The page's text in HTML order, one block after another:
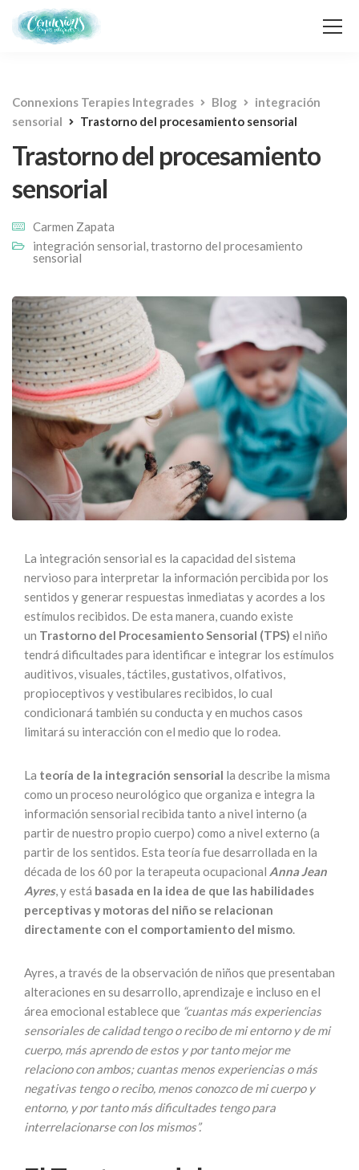
Connexions Terapies Integrades Blog
integración
sensorial
Trastorno del procesamiento sensorial
Trastorno del procesamiento
sensorial
Carmen Zapata
integración sensorial,trastorno del procesamiento
sensorial
La integración sensorial es la capacidad del sistema
nervioso para interpretar la información percibida por los
sentidos y generar respuestas inmediatas y acordes a los
estímulos recibidos. De esta manera, cuando existe
un Trastorno del Procesamiento Sensorial (TPS) el niño
tendrá dificultades para identificar e integrar los estímulos
auditivos, visuales, táctiles, gustativos, olfativos,
propioceptivos y vestibulares recibidos, lo cual
condicionará también su conducta y en muchos casos
limitará su interacción con el medio que lo rodea.
La teoría de la integración sensorial la describe la misma
como un proceso neurológico que organiza e integra la
información sensorial recibida tanto a nivel interno (a
partir de nuestro propio cuerpo) como a nivel externo (a
partir de los sentidos. Esta teoría fue desarrollada en la
década de los 60 por la terapeuta ocupacional Anna Jean
Ayres, y está basada en la idea de que las habilidades
perceptivas y motoras del niño se relacionan
directamente con el comportamiento del mismo.
Ayres, a través de la observación de niños que presentaban
alteraciones en su desarrollo, aprendizaje e incluso en el
área emocional establece que “cuantas más experiencias
sensoriales de calidad tengo o recibo de mi entorno y de mi
cuerpo, más aprendo de estos y por tanto mejor me
relaciono con ambos; cuantas menos experiencias o más
negativas tengo o recibo, menos conozco de mi cuerpo y
entorno, y por tanto más dificultades tengo para
interrelacionarse con los mismos”.